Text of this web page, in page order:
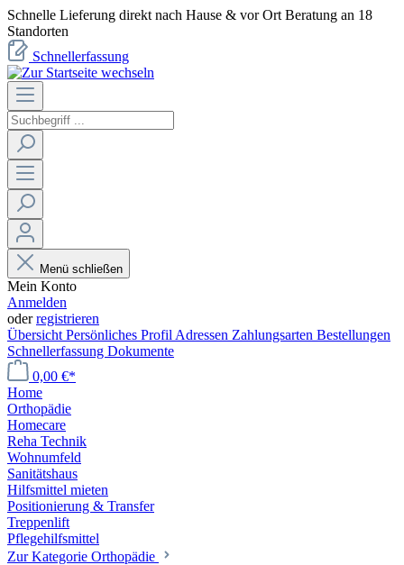
Schnelle Lieferung direkt nach Hause & vor Ort Beratung an 18
Standorten
Schnellerfassung
Menü schließen
Mein Konto
Anmelden
oderregistrieren
Übersicht Persönliches Profil Adressen Zahlungsarten Bestellungen
Schnellerfassung Dokumente
0,00 €*
Home
Orthopädie
Homecare
Reha Technik
Wohnumfeld
Sanitätshaus
Hilfsmittel mieten
Positionierung & Transfer
Treppenlift
Pflegehilfsmittel
Zur Kategorie Orthopädie